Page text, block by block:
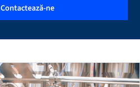
Contactează-ne